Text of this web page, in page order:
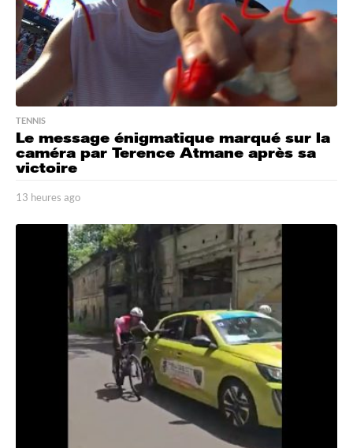
TENNIS
Le message énigmatique marqué sur la
caméra par Terence Atmane après sa
victoire
13 heures ago
h
e
u
r
e
s
a
o